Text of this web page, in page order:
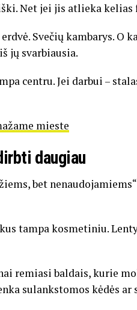
Net jei jis atlieka kelias
Svečių kambarys. O
jų svarbiausia.
centru. Jei darbui –
mieste
daugiau
bet
tampa kosmetiniu.
remiasi baldais, kurie
sulankstomos kėdės ar